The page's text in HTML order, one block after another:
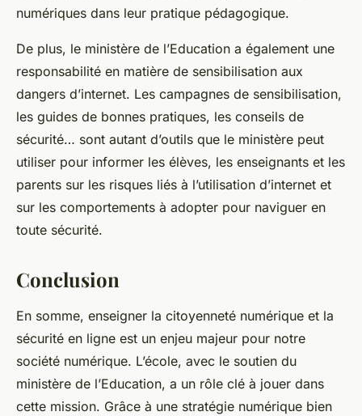
numériques dans leur pratique pédagogique.
De plus, le ministère de l’Education a également une
responsabilité en matière de sensibilisation aux
dangers d’internet. Les campagnes de sensibilisation,
les guides de bonnes pratiques, les conseils de
sécurité… sont autant d’outils que le ministère peut
utiliser pour informer les élèves, les enseignants et les
parents sur les risques liés à l’utilisation d’internet et
sur les comportements à adopter pour naviguer en
toute sécurité.
Conclusion
En somme, enseigner la citoyenneté numérique et la
sécurité en ligne est un enjeu majeur pour notre
société numérique. L’école, avec le soutien du
ministère de l’Education, a un rôle clé à jouer dans
cette mission. Grâce à une stratégie numérique bien